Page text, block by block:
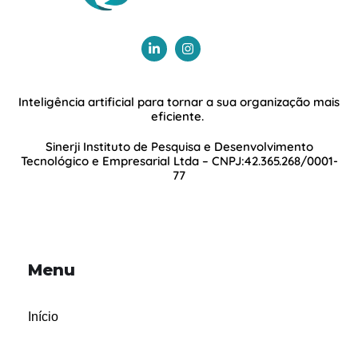
Inteligência artificial para tornar a sua organização mais
eficiente.
Sinerji Instituto de Pesquisa e Desenvolvimento
Tecnológico e Empresarial Ltda – CNPJ:42.365.268/0001-
77
Menu
Início